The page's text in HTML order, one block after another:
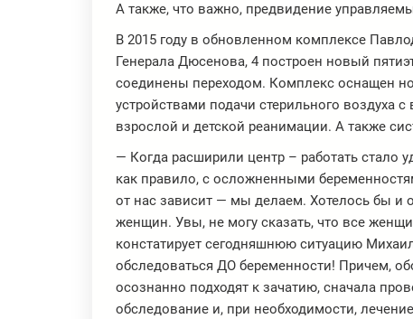
А также, что важно, предвидение
В 2015 году в обновленном комплексе
Генерала Дюсенова, 4 построен новый
соединены переходом. Комплекс оснащен
устройствами подачи стерильного
взрослой и детской реанимации. А также
— Когда расширили центр – работать стало
как правило, с осложненными
от нас зависит — мы делаем. Хотелось бы и
женщин. Увы, не могу сказать, что все
констатирует сегодняшнюю ситуацию
обследоваться ДО беременности! Причем,
осознанно подходят к зачатию, сначала
обследование и, при необходимости,